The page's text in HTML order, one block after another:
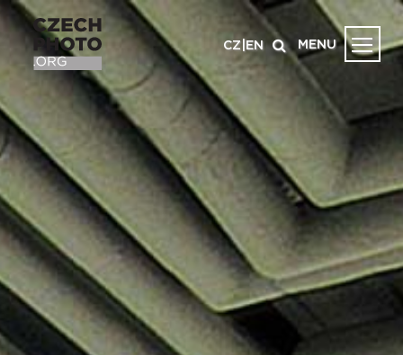
CZ EN MENU